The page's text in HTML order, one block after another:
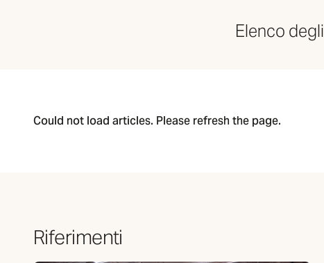
Elenco
Could not load articles. Please refresh the page.
Riferimenti